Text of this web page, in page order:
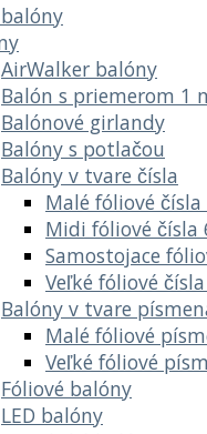
AirWalker balóny
Balón s priemerom 1
Balónové girlandy
Balóny s potlačou
Balóny v tvare čísla
Malé fóliové čísla
Midi fóliové čísla
Samostojace
Veľké fóliové
Balóny v tvare
Malé fóliové
Veľké fóliové
Fóliové balóny
LED balóny